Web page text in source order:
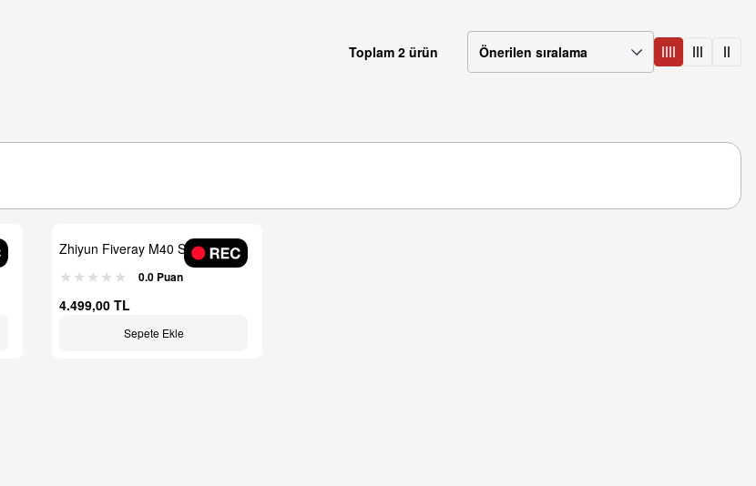
Toplam 2 ürün
Zhiyun Fiveray M40 SE Combo
Led Işık
0.0 Puan
4.499,00 TL
Sepete Ekle